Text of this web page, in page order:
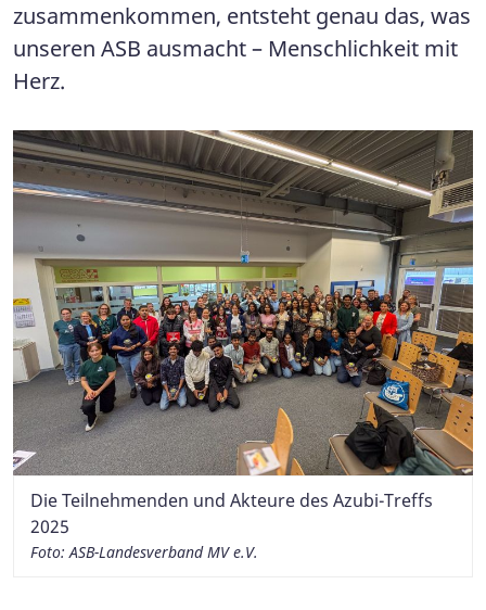
zusammenkommen, entsteht genau das, was
unseren ASB ausmacht – Menschlichkeit mit
Herz.
Die Teilnehmenden und Akteure des Azubi-Treffs
2025
Foto: ASB-Landesverband MV e.V.